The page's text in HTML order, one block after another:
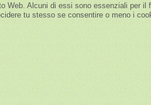
Web. Alcuni di essi sono essenziali per
tu stesso se consentire o meno i